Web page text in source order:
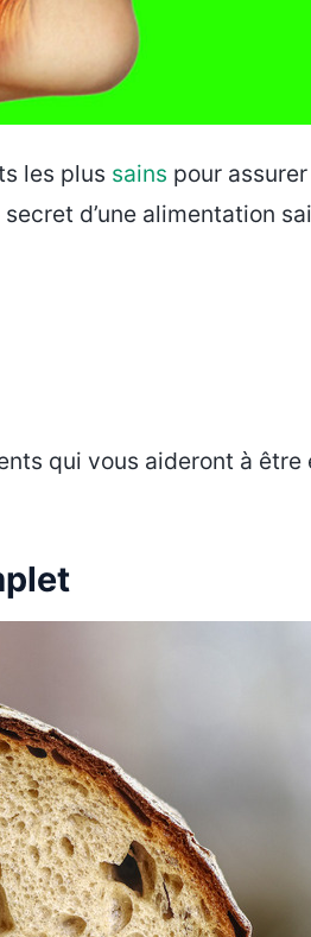
les plus sains pour
d’une alimentation
qui vous aideront à